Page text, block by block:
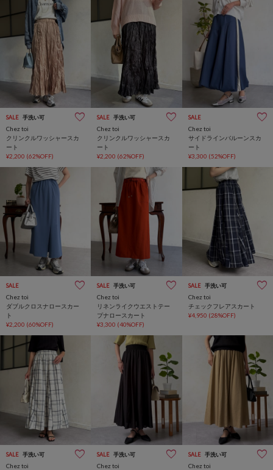
SALE 手洗い可
Chez toi
クリンクルワッシャースカ
ート
¥2,200 (62%OFF)
SALE 手洗い可
Chez toi
クリンクルワッシャースカ
ート
¥2,200 (62%OFF)
SALE
Chez toi
サイドラインバルーンスカ
ート
¥3,300 (52%OFF)
SALE
Chez toi
ダブルクロスナロースカー
ト
¥2,200 (60%OFF)
SALE 手洗い可
Chez toi
リネンライクウエストテー
プナロースカート
¥3,300 (40%OFF)
SALE 手洗い可
Chez toi
チェックフレアスカート
¥4,950 (28%OFF)
SALE 手洗い可
Chez toi
SALE 手洗い可
Chez toi
SALE 手洗い可
Chez toi